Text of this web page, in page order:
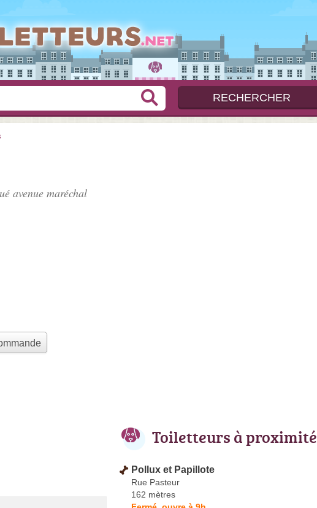
avenue maréchal
Toiletteurs à proximité
Pollux et Papillote
Rue Pasteur
162 mètres